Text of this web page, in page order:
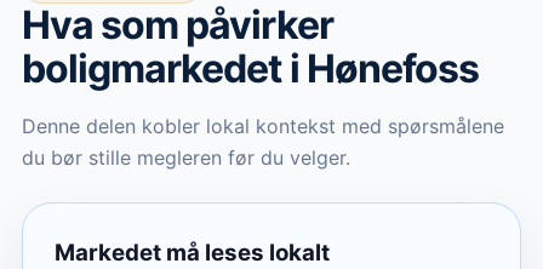
Hva som påvirker
boligmarkedeti Hønefoss
Denne delen kobler lokal kontekst med spørsmålene
du bør stille megleren før du velger.
Markedet må leses lokalt